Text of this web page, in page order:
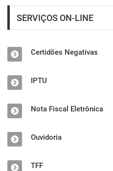
SERVIÇOS ON-LINE
Certidões Negativas
IPTU
Nota Fiscal Eletrônica
Ouvidoria
TFF